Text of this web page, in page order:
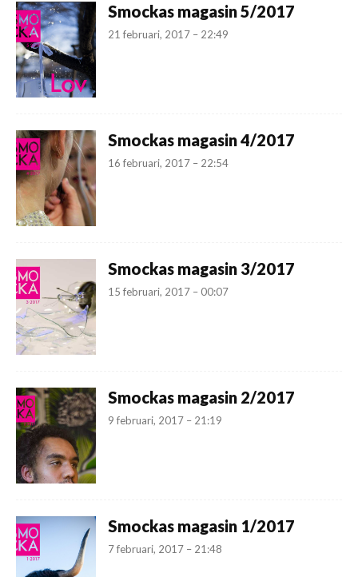
Smockas magasin 5/2017
21 februari, 2017 – 22:49
Smockas magasin 4/2017
16 februari, 2017 – 22:54
Smockas magasin 3/2017
15 februari, 2017 – 00:07
Smockas magasin 2/2017
9 februari, 2017 – 21:19
Smockas magasin 1/2017
7 februari, 2017 – 21:48